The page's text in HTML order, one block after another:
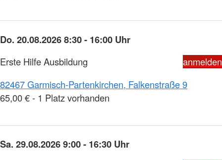
Do. 20.08.2026 8:30 - 16:00 Uhr
Erste Hilfe Ausbildung
anmelden
82467 Garmisch-Partenkirchen, Falkenstraße 9
65,00 € - 1 Platz vorhanden
Sa. 29.08.2026 9:00 - 16:30 Uhr